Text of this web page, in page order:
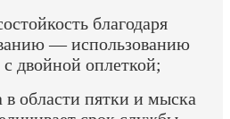
благодаря
— использованию
двойной оплеткой;
в области пятки и мыска